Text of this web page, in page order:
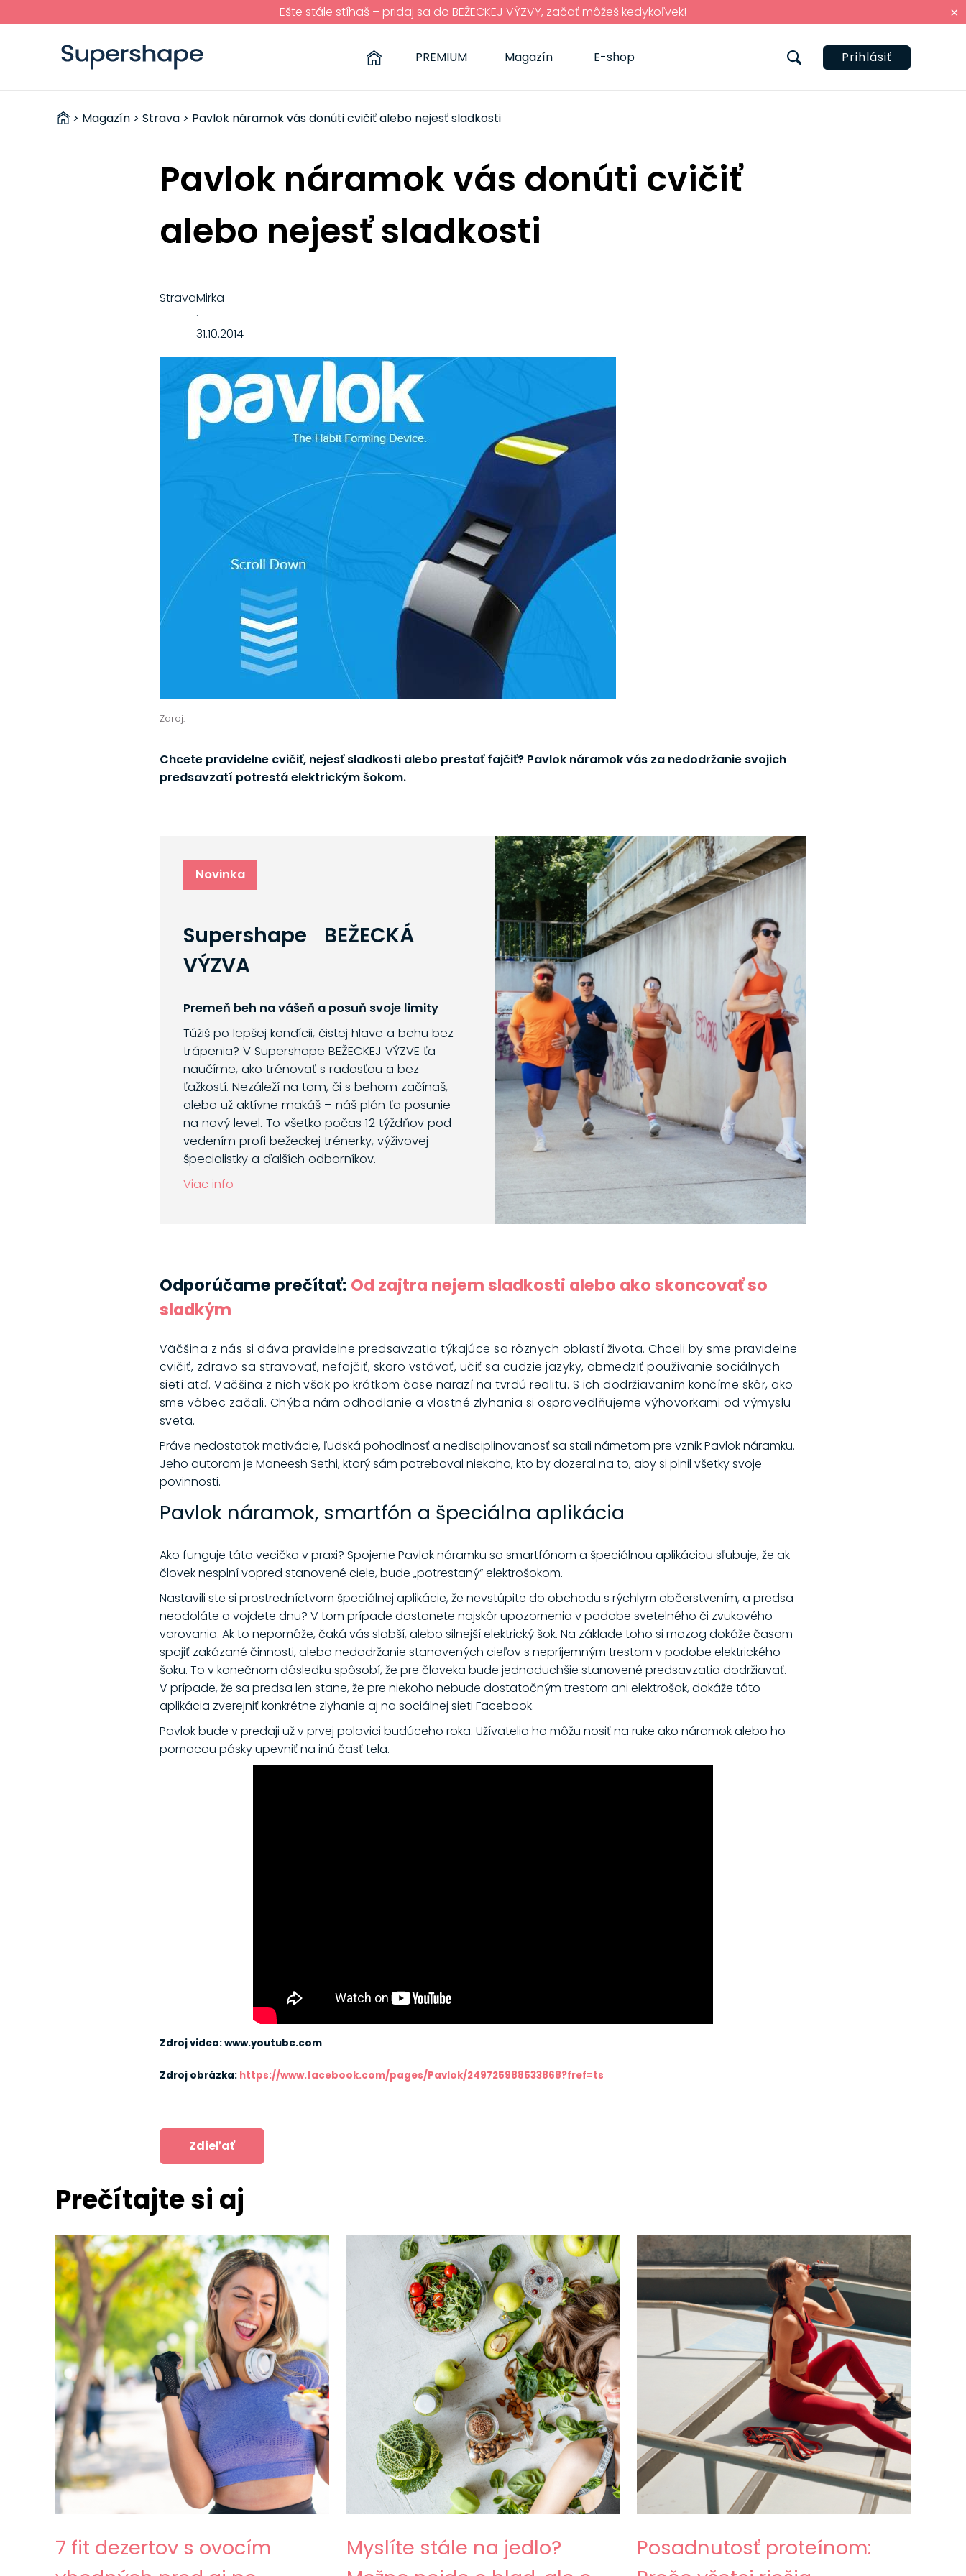
×
Ešte stále stíhaš – pridaj sa do BEŽECKEJ VÝZVY, začať môžeš kedykoľvek!
Prihlásiť
PREMIUM Magazín E-shop
ZDRAVÉ
> Magazín >Strava > Pavlok náramok vás donúti cvičiť alebo nejesť sladkosti
Pavlok náramok vás donúti cvičiť
alebo nejesť sladkosti
Zdroj:
Chcete pravidelne cvičiť, nejesť sladkosti alebo prestať fajčiť? Pavlok náramok vás za nedodržanie svojich
predsavzatí potrestá elektrickým šokom.
Novinka
Supershape BEŽECKÁ
VÝZVA
Premeň beh na vášeň a posuň svoje limity
Túžiš po lepšej kondícii, čistej hlave a behu bez
trápenia? V Supershape BEŽECKEJ VÝZVE ťa
naučíme, ako trénovať s radosťou a bez
ťažkostí. Nezáleží na tom, či s behom začínaš,
alebo už aktívne makáš – náš plán ťa posunie
na nový level. To všetko počas 12 týždňov pod
vedením profi bežeckej trénerky, výživovej
špecialistky a ďalších odborníkov.
Viac info
Odporúčame prečítať: Od zajtra nejem sladkosti alebo ako skoncovať so
sladkým
Väčšina z nás si dáva pravidelne predsavzatia týkajúce sa rôznych oblastí života. Chceli by sme pravidelne
cvičiť, zdravo sa stravovať, nefajčiť, skoro vstávať, učiť sa cudzie jazyky, obmedziť používanie sociálnych
sietí atď. Väčšina z nich však po krátkom čase narazí na tvrdú realitu. S ich dodržiavaním končíme skôr, ako
sme vôbec začali. Chýba nám odhodlanie a vlastné zlyhania si ospravedlňujeme výhovorkami od výmyslu
sveta.
Práve nedostatok motivácie, ľudská pohodlnosť a nedisciplinovanosť sa stali námetom pre vznik Pavlok náramku.
Jeho autorom je Maneesh Sethi, ktorý sám potreboval niekoho, kto by dozeral na to, aby si plnil všetky svoje
povinnosti.
Pavlok náramok, smartfón a špeciálna aplikácia
Ako funguje táto vecička v praxi? Spojenie Pavlok náramku so smartfónom a špeciálnou aplikáciou sľubuje, že ak
človek nesplní vopred stanovené ciele, bude „potrestaný“ elektrošokom.
Nastavili ste si prostredníctvom špeciálnej aplikácie, že nevstúpite do obchodu s rýchlym občerstvením, a predsa
neodoláte a vojdete dnu? V tom prípade dostanete najskôr upozornenia v podobe svetelného či zvukového
varovania. Ak to nepomôže, čaká vás slabší, alebo silnejší elektrický šok. Na základe toho si mozog dokáže časom
spojiť zakázané činnosti, alebo nedodržanie stanovených cieľov s nepríjemným trestom v podobe elektrického
šoku. To v konečnom dôsledku spôsobí, že pre človeka bude jednoduchšie stanovené predsavzatia dodržiavať.
V prípade, že sa predsa len stane, že pre niekoho nebude dostatočným trestom ani elektrošok, dokáže táto
aplikácia zverejniť konkrétne zlyhanie aj na sociálnej sieti Facebook.
Pavlok bude v predaji už v prvej polovici budúceho roka. Užívatelia ho môžu nosiť na ruke ako náramok alebo ho
pomocou pásky upevniť na inú časť tela.
Zdroj video: www.youtube.com
Zdroj obrázka: https://www.facebook.com/pages/Pavlok/249725988533868?fref=ts
StravaMirka
·
31.10.2014
Zdieľať
Prečítajte si aj
7 fit dezertov s ovocím
Myslíte stále na jedlo?
Posadnutosť proteínom: